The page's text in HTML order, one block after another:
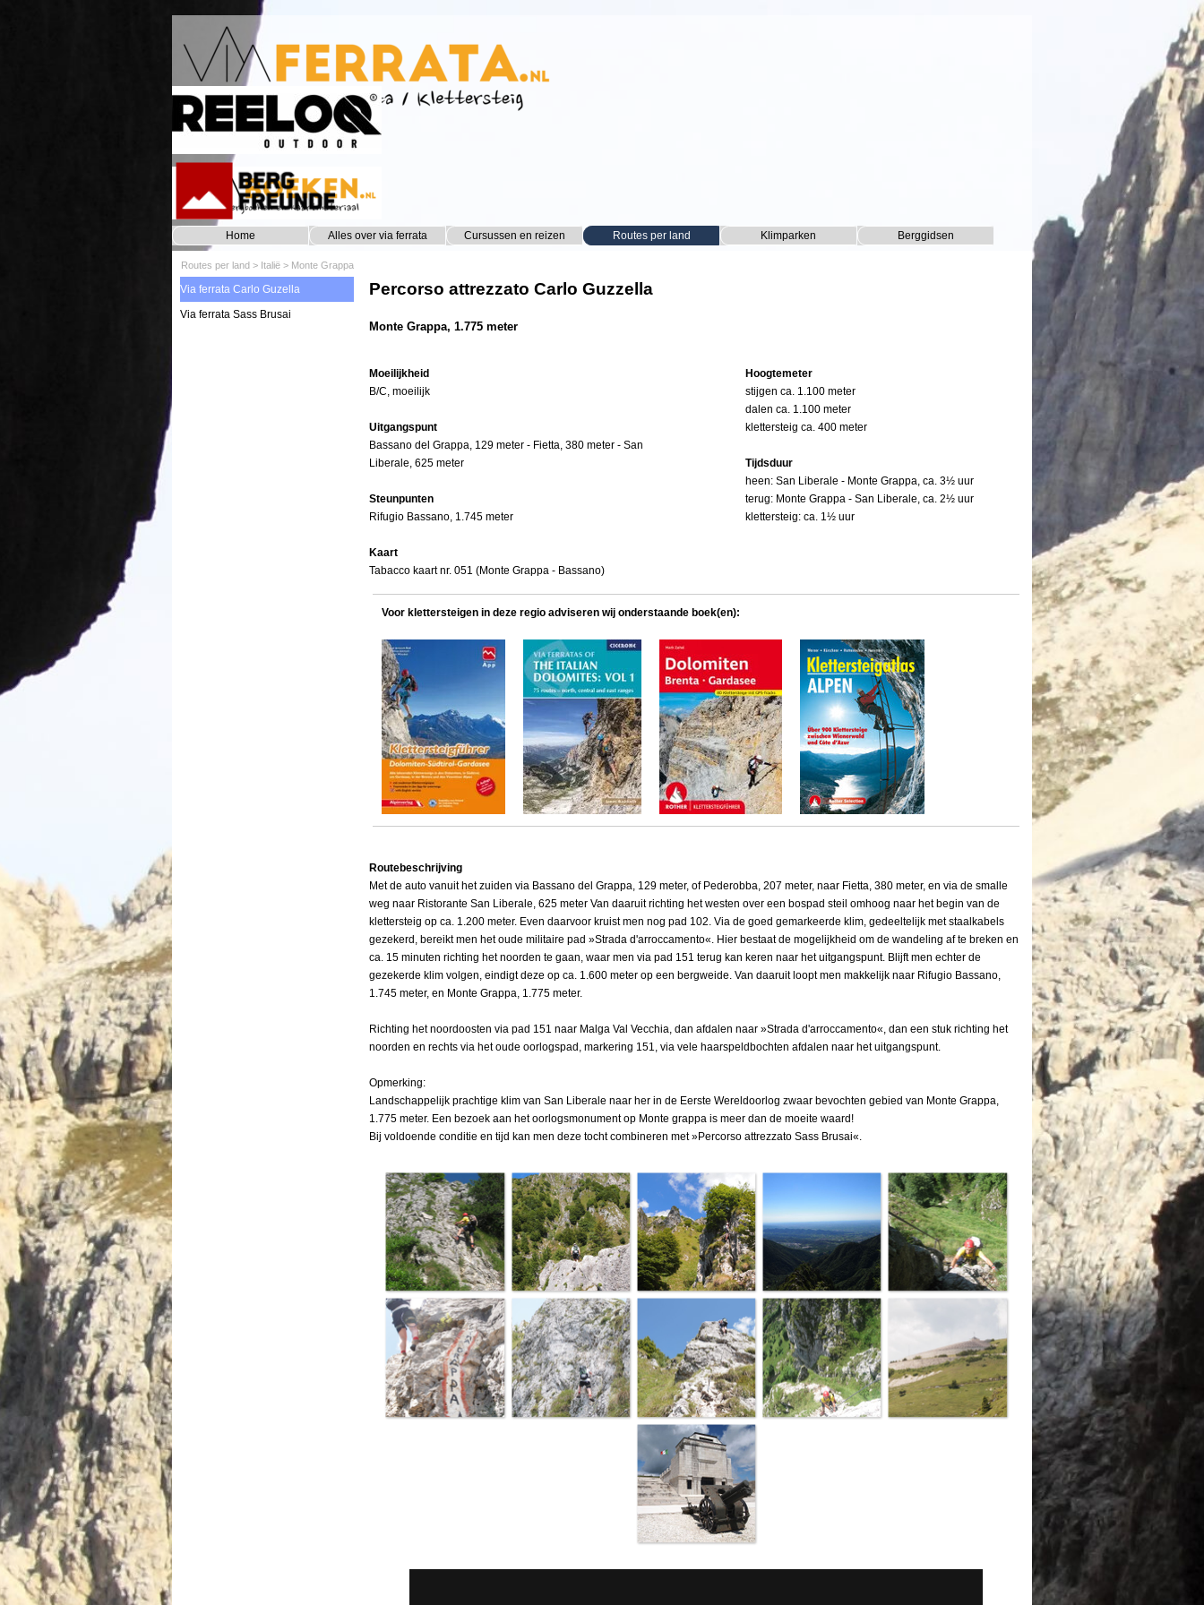
Menu overslaan
Home Alles over via ferrata ▼
Cursussen en reizen ▼
Routes per land ▼
Klimparken ▼
Berggidsen
Routes per land > Italië > Monte Grappa
Via ferrata Carlo Guzella
Via ferrata Sass Brusai
Percorso attrezzato Carlo Guzzella
Monte Grappa, 1.775 meter
Moeilijkheid
B/C, moeilijk
Uitgangspunt
Bassano del Grappa, 129 meter - Fietta, 380 meter - San
Liberale, 625 meter
Steunpunten
Rifugio Bassano, 1.745 meter
Kaart
Tabacco kaart nr. 051 (Monte Grappa - Bassano)
Hoogtemeter
stijgen ca. 1.100 meter
dalen ca. 1.100 meter
klettersteig ca. 400 meter
Tijdsduur
heen: San Liberale - Monte Grappa, ca. 3½ uur
terug: Monte Grappa - San Liberale, ca. 2½ uur
klettersteig: ca. 1½ uur
Voor klettersteigen in deze regio adviseren wij onderstaande boek(en):
Routebeschrijving
Met de auto vanuit het zuiden via Bassano del Grappa, 129 meter, of Pederobba, 207 meter, naar Fietta, 380 meter, en via de smalle
weg naar Ristorante San Liberale, 625 meter Van daaruit richting het westen over een bospad steil omhoog naar het begin van de
klettersteig op ca. 1.200 meter. Even daarvoor kruist men nog pad 102. Via de goed gemarkeerde klim, gedeeltelijk met staalkabels
gezekerd, bereikt men het oude militaire pad »Strada d'arroccamento«. Hier bestaat de mogelijkheid om de wandeling af te breken en
ca. 15 minuten richting het noorden te gaan, waar men via pad 151 terug kan keren naar het uitgangspunt. Blijft men echter de
gezekerde klim volgen, eindigt deze op ca. 1.600 meter op een bergweide. Van daaruit loopt men makkelijk naar Rifugio Bassano,
1.745 meter, en Monte Grappa, 1.775 meter.
Richting het noordoosten via pad 151 naar Malga Val Vecchia, dan afdalen naar »Strada d'arroccamento«, dan een stuk richting het
noorden en rechts via het oude oorlogspad, markering 151, via vele haarspeldbochten afdalen naar het uitgangspunt.
Opmerking:
Landschappelijk prachtige klim van San Liberale naar her in de Eerste Wereldoorlog zwaar bevochten gebied van Monte Grappa,
1.775 meter. Een bezoek aan het oorlogsmonument op Monte grappa is meer dan de moeite waard!
Bij voldoende conditie en tijd kan men deze tocht combineren met »Percorso attrezzato Sass Brusai«.